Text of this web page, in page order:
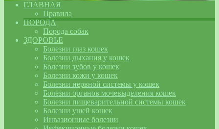
ГЛАВНАЯ
Правила
ПОРОДА
Порода собак
ЗДОРОВЬЕ
Болезни глаз кошек
Болезни дыхания у кошек
Болезни зубов у кошек
Болезни кожи у кошек
Болезни нервной системы у кошек
Болезни органов мочевыделения кошек
Болезни пищеварительной системы кошек
Болезни ушей кошек
Инвазионные болезни